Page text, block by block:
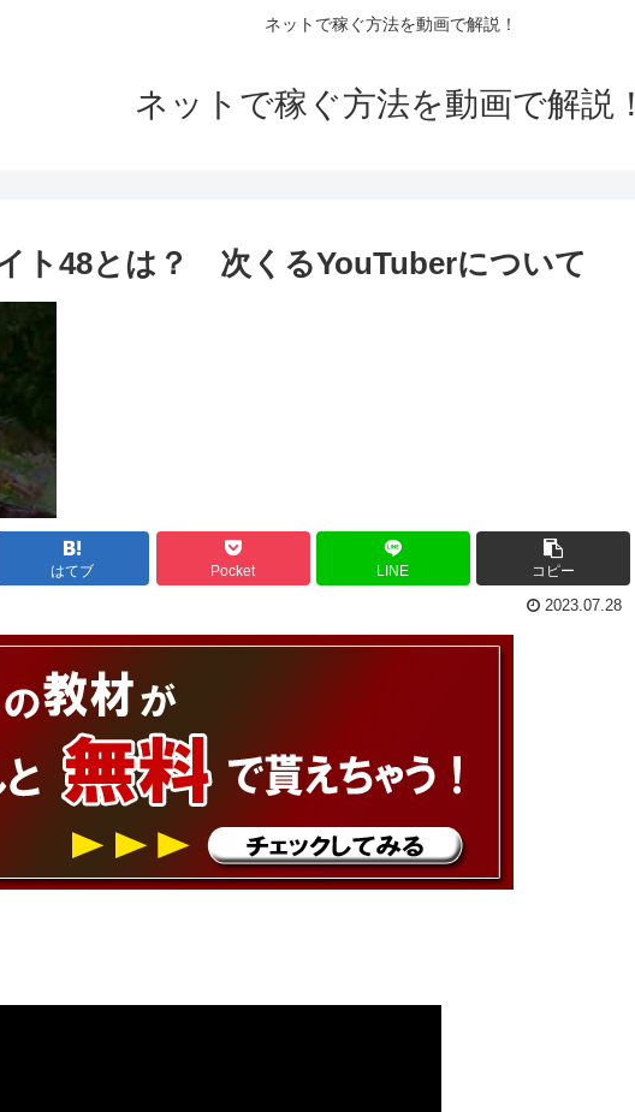
ネットで稼ぐ方法を動画で解説！
ネットで稼ぐ方法を動画で解説！
ト48とは？ 次くるYouTuberについて
はてブ Pocket LINE コピー
2023.07.28